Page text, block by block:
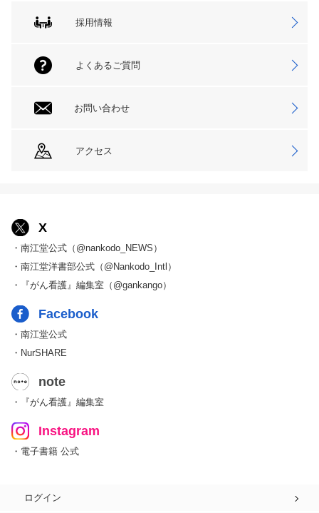
採用情報
よくあるご質問
お問い合わせ
アクセス
X
・南江堂公式（@nankodo_NEWS）
・南江堂洋書部公式（@Nankodo_Intl）
・『がん看護』編集室（@gankango）
Facebook
・南江堂公式
・NurSHARE
note
・『がん看護』編集室
Instagram
・電子書籍 公式
ログイン